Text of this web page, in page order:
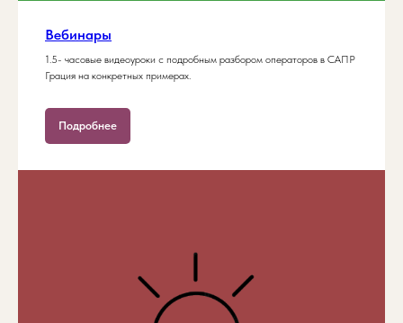
Вебинары
1.5- часовые видеоуроки с подробным разбором операторов в САПР
Грация на конкретных примерах.
Подробнее